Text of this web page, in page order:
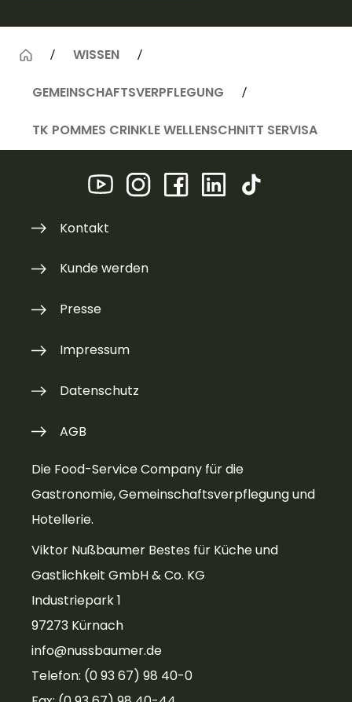
WISSEN
GEMEINSCHAFTSVERPFLEGUNG
TK POMMES CRINKLE WELLENSCHNITT SERVISA
Die Food-Service Company für die
Gastronomie, Gemeinschaftsverpflegung und
Hotellerie.
Viktor Nußbaumer Bestes für Küche und
Gastlichkeit GmbH & Co. KG
Industriepark 1
97273 Kürnach
info@nussbaumer.de
Telefon: (0 93 67) 98 40-0
Kontakt
Kunde werden
Presse
Impressum
Datenschutz
AGB